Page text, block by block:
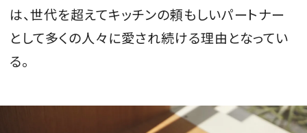
は、世代を超えてキッチンの頼もしいパートナー
として多くの人々に愛され続ける理由となってい
る。